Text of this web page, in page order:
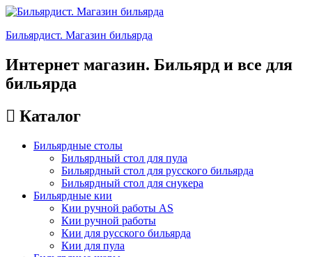
Бильярдист. Магазин бильярда
Интернет магазин. Бильярд и все для
бильярда
Каталог
Бильярдные столы
Бильярдный стол для пула
Бильярдный стол для русского бильярда
Бильярдный стол для снукера
Бильярдные кии
Кии ручной работы AS
Кии ручной работы
Кии для русского бильярда
Кии для пула